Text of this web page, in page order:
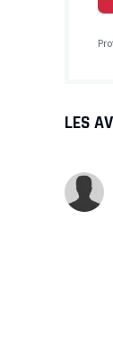
LES